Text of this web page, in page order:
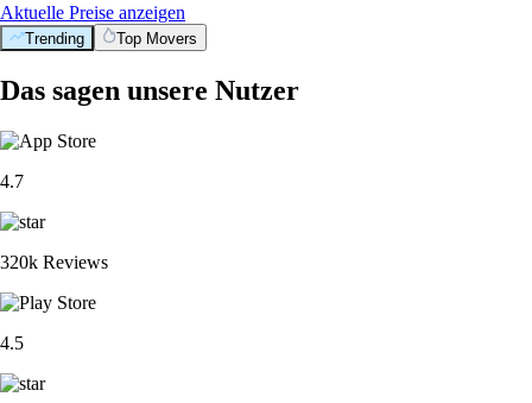
Aktuelle Preise anzeigen
Trending Top Movers
Das sagen unsere Nutzer
4.7
320k Reviews
4.5